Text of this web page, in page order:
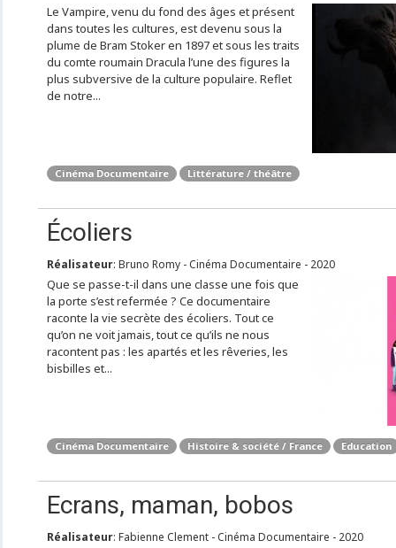
Le Vampire, venu du fond des âges et présent
dans toutes les cultures, est devenu sous la
plume de Bram Stoker en 1897 et sous les traits
du comte roumain Dracula l’une des figures la
plus subversive de la culture populaire. Reflet
de notre...
Cinéma Documentaire Littérature / théâtre
Écoliers
Réalisateur: Bruno Romy - Cinéma Documentaire - 2020
Que se passe-t-il dans une classe une fois que
la porte s’est refermée ? Ce documentaire
raconte la vie secrète des écoliers. Tout ce
qu’on ne voit jamais, tout ce qu’ils ne nous
racontent pas : les apartés et les rêveries, les
bisbilles et...
Cinéma Documentaire Histoire & société / France Education
Ecrans, maman, bobos
Réalisateur: Fabienne Clement - Cinéma Documentaire - 2020